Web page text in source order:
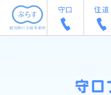
守口 住道
守口